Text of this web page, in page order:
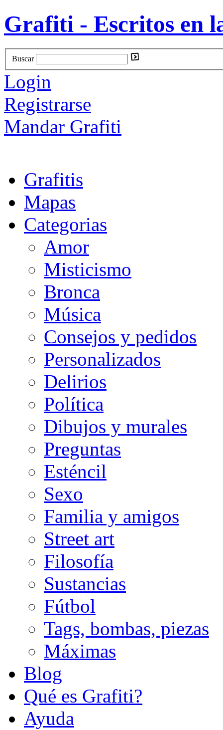
Grafiti - Escritos en
Buscar
Login
Registrarse
Mandar Grafiti
Grafitis
Mapas
Categorias
Amor
Misticismo
Bronca
Música
Consejos y pedidos
Personalizados
Delirios
Política
Dibujos y murales
Preguntas
Esténcil
Sexo
Familia y amigos
Street art
Filosofía
Sustancias
Fútbol
Tags, bombas, piezas
Máximas
Blog
Qué es Grafiti?
Ayuda